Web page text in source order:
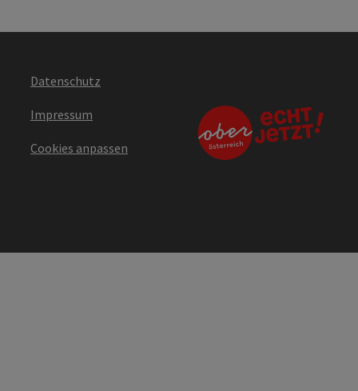
Datenschutz
Impressum
Cookies anpassen